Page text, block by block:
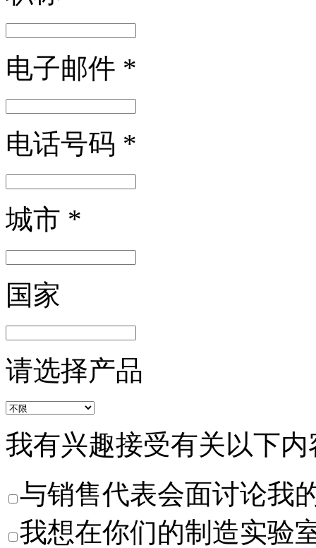
电子邮件 *
电话号码 *
城市 *
国家
请选择产品
我有兴趣接受有关以下
与销售代表会面讨论我
我想在你们的制造实验